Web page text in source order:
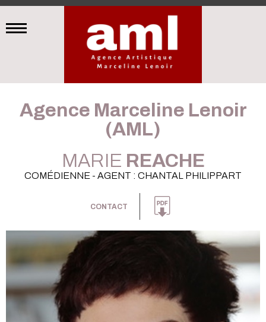
Agence Marceline Lenoir
(AML)
MARIE REACHE
COMÉDIENNE - AGENT : CHANTAL PHILIPPART
CONTACT